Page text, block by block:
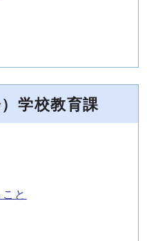
学校教育課
と